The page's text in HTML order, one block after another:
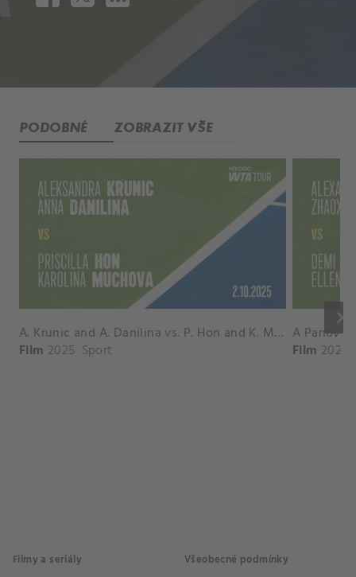
PODOBNÉ ZOBRAZIT VŠE
keyboard_arrow_right
A. Krunic and A. Danilina vs. P. Hon and K. Muchova Match Highlights - BEIJING_Capital Group Diamond ( October 02, 2025)
Film 2025 Sport Film 2026
Filmy a seriály Všeobecné podmínky